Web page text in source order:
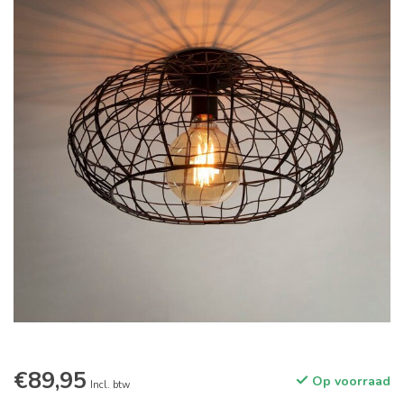
€89,95 Incl. btw Op voorraad